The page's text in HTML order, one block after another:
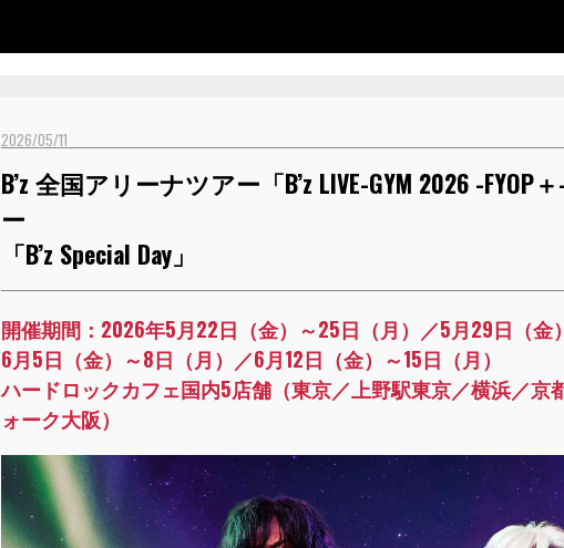
2026/05/11
B’z 全国アリーナツアー「B’z LIVE-GYM 2026 -
ー
「B’z Special Day」
開催期間：2026年5月22日（金）～25日（月）／5月29日（金
6月5日（金）～8日（月）／6月12日（金）～15日（月）
ハードロックカフェ国内5店舗（東京／上野駅東京／横浜／京
ォーク大阪）